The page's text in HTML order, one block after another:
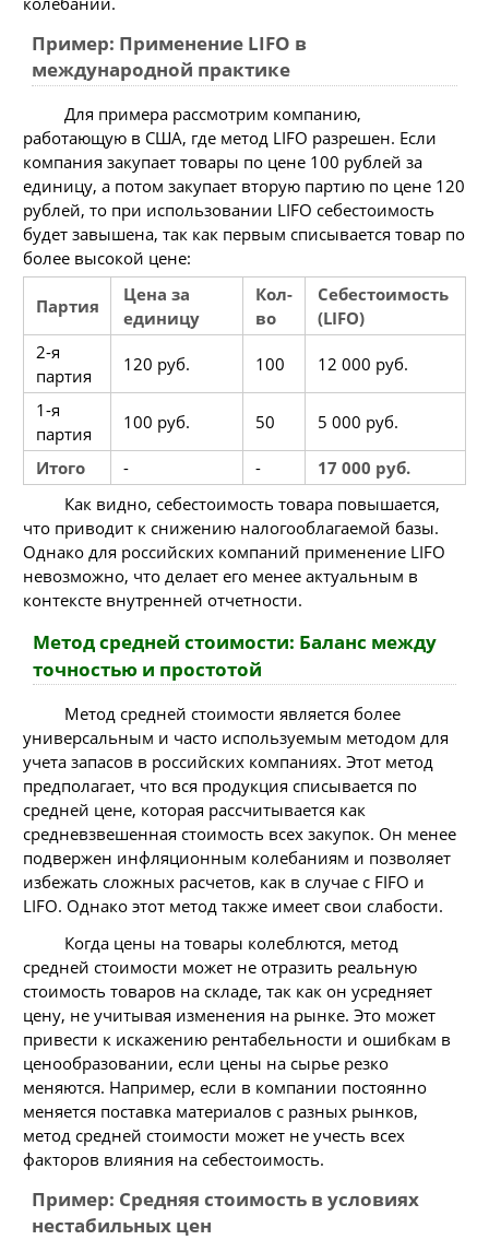
Пример: Применение LIFO в
международной практике
Для примера рассмотрим компанию,
работающую в США, где метод LIFO разрешен. Если
компания закупает товары по цене 100 рублей за
единицу, а потом закупает вторую партию по цене 120
рублей, то при использовании LIFO себестоимость
будет завышена, так как первым списывается товар по
более высокой цене:
Партия
Цена за
единицу
Кол-
во
Себестоимость
(LIFO)
2-я
партия
120 руб. 100 12 000 руб.
1-я
партия
100 руб. 50 5 000 руб.
Итого - -
17 000 руб.
Как видно, себестоимость товара повышается,
что приводит к снижению налогооблагаемой базы.
Однако для российских компаний применение LIFO
невозможно, что делает его менее актуальным в
контексте внутренней отчетности.
Метод средней стоимости: Баланс между
точностью и простотой
Метод средней стоимости является более
универсальным и часто используемым методом для
учета запасов в российских компаниях. Этот метод
предполагает, что вся продукция списывается по
средней цене, которая рассчитывается как
средневзвешенная стоимость всех закупок. Он менее
подвержен инфляционным колебаниям и позволяет
избежать сложных расчетов, как в случае с FIFO и
LIFO. Однако этот метод также имеет свои слабости.
Когда цены на товары колеблются, метод
средней стоимости может не отразить реальную
стоимость товаров на складе, так как он усредняет
цену, не учитывая изменения на рынке. Это может
привести к искажению рентабельности и ошибкам в
ценообразовании, если цены на сырье резко
меняются. Например, если в компании постоянно
меняется поставка материалов с разных рынков,
метод средней стоимости может не учесть всех
факторов влияния на себестоимость.
Пример: Средняя стоимость в условиях
нестабильных цен